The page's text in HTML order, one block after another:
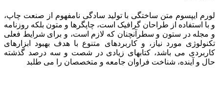
لورم ایپسوم متن ساختگی با تولید سادگی نامفهوم از صنعت چاپ،
و با استفاده از طراحان گرافیک است، چاپگرها و متون بلکه روزنامه
و مجله در ستون و سطرآنچنان که لازم است، و برای شرایط فعلی
تکنولوژی مورد نیاز، و کاربردهای متنوع با هدف بهبود ابزارهای
کاربردی می باشد، کتابهای زیادی در شصت و سه درصد گذشته
حال و آینده، شناخت فراوان جامعه و متخصصان را می طلبد